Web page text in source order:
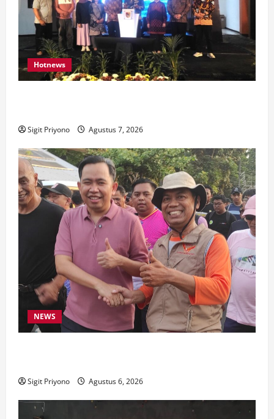
Hotnews
Sigit Priyono Agustus 7, 2026
NEWS
Sigit Priyono Agustus 6, 2026